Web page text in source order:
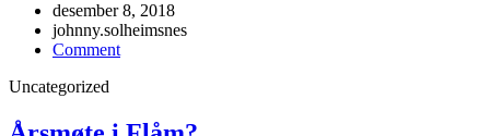
desember 8, 2018
johnny.solheimsnes
Commenton
Uncategorized